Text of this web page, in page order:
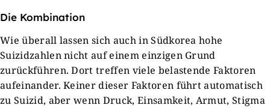
Die Kombination
Wie überall lassen sich auch in Südkorea hohe
Suizidzahlen nicht auf einem einzigen Grund
zurückführen. Dort treffen viele belastende Faktoren
aufeinander. Keiner dieser Faktoren führt automatisch
zu Suizid, aber wenn Druck, Einsamkeit, Armut, Stigma